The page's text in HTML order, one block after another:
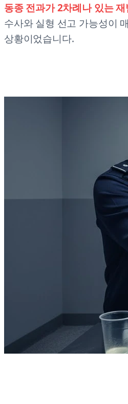
동종 전과가 2차례나 있는
수사와 실형 선고 가능성이
상황이었습니다.